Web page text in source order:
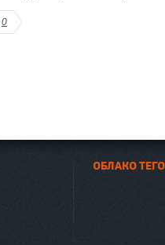
0
ОБЛАКО